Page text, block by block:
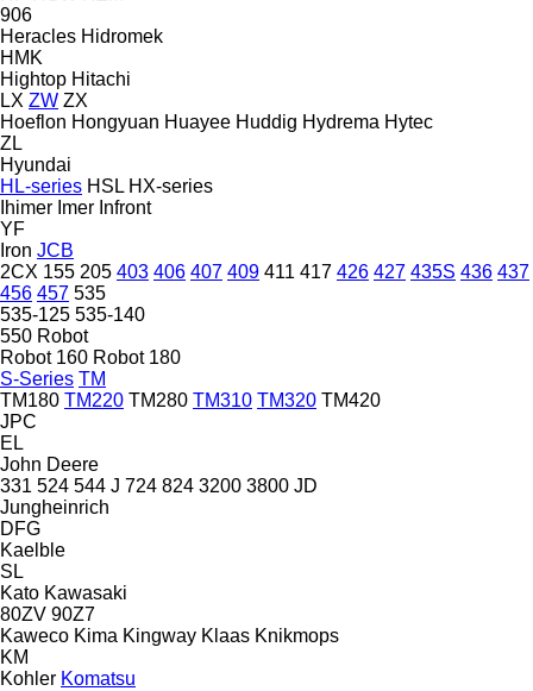
906
Heracles Hidromek
HMK
Hightop Hitachi
LX ZW ZX
Hoeflon Hongyuan Huayee Huddig Hydrema Hytec
ZL
Hyundai
HL-series HSL HX-series
Ihimer Imer Infront
YF
Iron JCB
2CX 155 205 403 406 407 409 411 417 426 427 435S 436 437
456 457 535
535-125 535-140
550 Robot
Robot 160 Robot 180
S-Series TM
TM180 TM220 TM280 TM310 TM320 TM420
JPC
EL
John Deere
331 524 544 J 724 824 3200 3800 JD
Jungheinrich
DFG
Kaelble
SL
Kato Kawasaki
80ZV 90Z7
Kaweco Kima Kingway Klaas Knikmops
KM
Kohler Komatsu